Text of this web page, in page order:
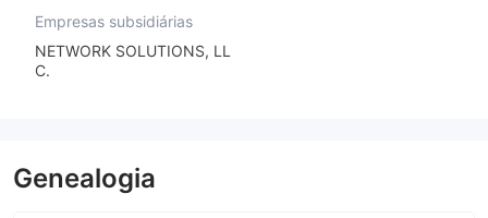
Empresas subsidiárias
NETWORK SOLUTIONS, LL
C.
Genealogia